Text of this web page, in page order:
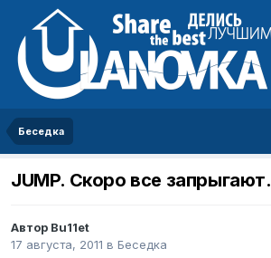
Беседка
JUMP. Скоро все запрыгают.
Автор Bu11et
17 августа, 2011 в Беседка